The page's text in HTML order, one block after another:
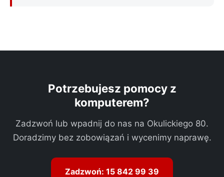
Potrzebujesz pomocy z
komputerem?
Zadzwoń lub wpadnij do nas na Okulickiego 80.
Doradzimy bez zobowiązań i wycenimy naprawę.
Zadzwoń: 15 842 99 39